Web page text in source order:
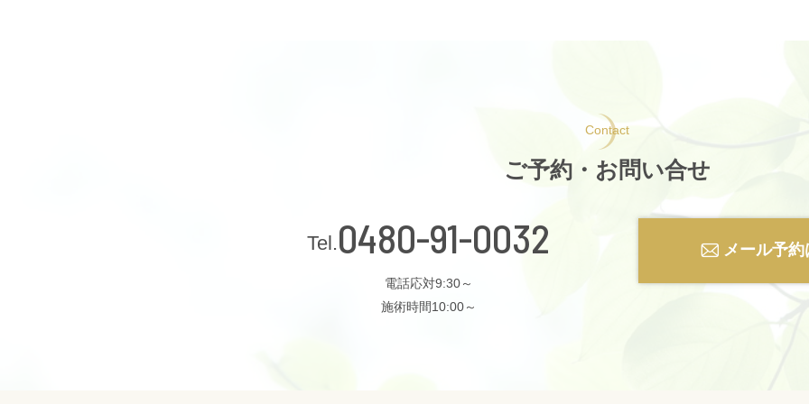
Contact
ご予約・お問い合せ
0480-91-0032
電話応対9:30～
施術時間10:00～
メール予